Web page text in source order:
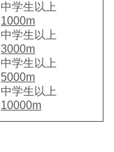
中学生以上
1000m
中学生以上
3000m
中学生以上
5000m
中学生以上
10000m